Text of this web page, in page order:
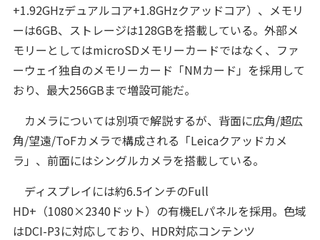
+1.92GHzデュアルコア+1.8GHzクアッドコア）、メモリ
ーは6GB、ストレージは128GBを搭載している。外部メ
モリーとしてはmicroSDメモリーカードではなく、ファ
ーウェイ独自のメモリーカード「NMカード」を採用して
おり、最大256GBまで増設可能だ。
カメラについては別項で解説するが、背面に広角/超広
角/望遠/ToFカメラで構成される「Leicaクアッドカメ
ラ」、前面にはシングルカメラを搭載している。
ディスプレイには約6.5インチのFull
HD+（1080×2340ドット）の有機ELパネルを採用。色域
はDCI-P3に対応しており、HDR対応コンテンツ